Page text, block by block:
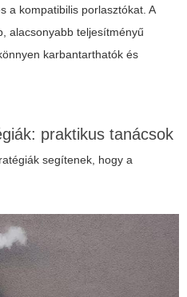
a kompatibilis porlasztókat. A
alacsonyabb teljesítményű
karbantarthatók és
praktikus tanácsok
segítenek, hogy a